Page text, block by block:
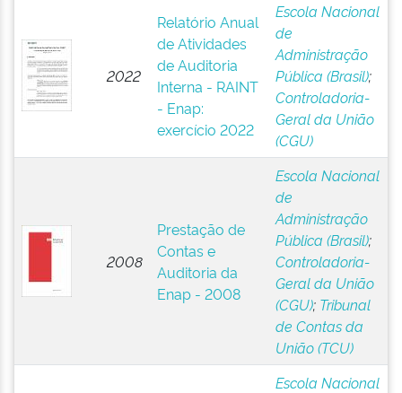
2022
Relatório Anual
de Atividades
de Auditoria
Interna - RAINT
- Enap:
exercício 2022
Escola Nacional
de
Administração
Pública (Brasil);
Controladoria-
Geral da União
(CGU)
2008
Prestação de
Contas e
Auditoria da
Enap - 2008
Escola Nacional
de
Administração
Pública (Brasil);
Controladoria-
Geral da União
(CGU); Tribunal
de Contas da
União (TCU)
Escola Nacional